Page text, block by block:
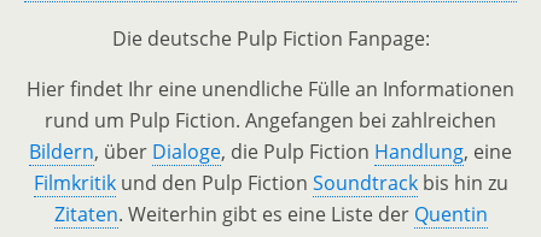
Die deutsche Pulp Fiction Fanpage:
Hier findet Ihr eine unendliche Fülle an Informationen
rund um Pulp Fiction. Angefangen bei zahlreichen
Bildern, über Dialoge, die Pulp Fiction Handlung, eine
Filmkritikund den Pulp Fiction Soundtrackbis hin zu
Zitaten. Weiterhin gibt es eine Liste der Quentin